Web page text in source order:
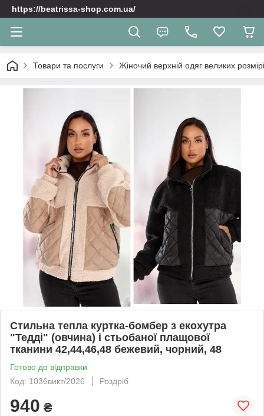
https://beatrissa-shop.com.ua/
Товари та послуги Жіночий верхній одяг великих
Стильна тепла куртка-бомбер з екохутра
"Тедді" (овчина) і стьобаної плащової
тканини 42,44,46,48 бежевий, чорний, 48
Готово до відправки
Код: 1036викт/2026
Роздріб
940 ₴